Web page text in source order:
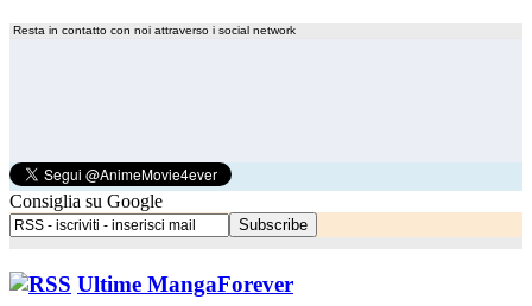
Resta in contatto con noi attraverso i social network
Consiglia su Google
Ultime MangaForever